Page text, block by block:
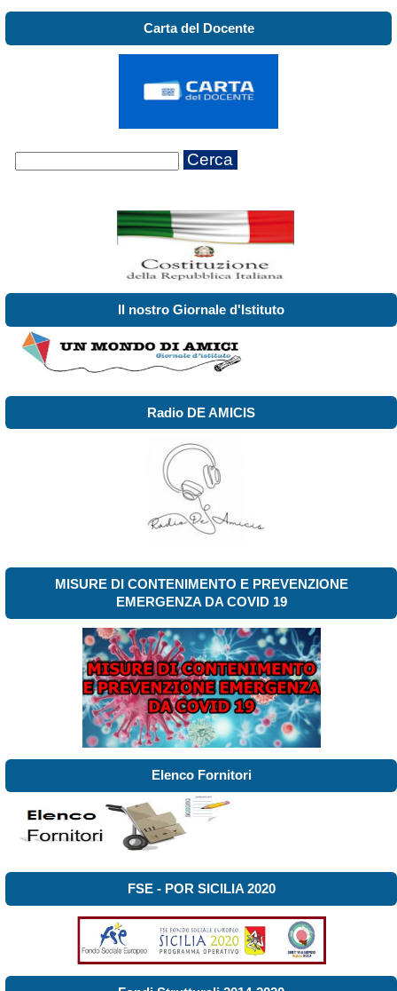
Carta del Docente
Cerca
Il nostro Giornale d'Istituto
Radio DE AMICIS
MISURE DI CONTENIMENTO E PREVENZIONE
EMERGENZA DA COVID 19
Elenco Fornitori
FSE - POR SICILIA 2020